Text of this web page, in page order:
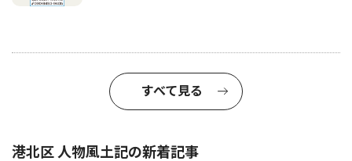
すべて見る
港北区 人物風土記の新着記事